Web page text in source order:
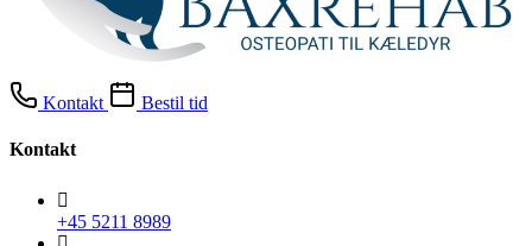
Kontakt Bestil tid
Kontakt
+45 5211 8989